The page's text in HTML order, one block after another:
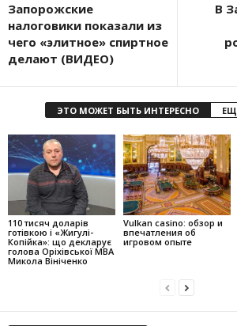
Запорожские
налоговики показали из
чего «элитное» спиртное
делают (ВИДЕО)
В
ЭТО МОЖЕТ БЫТЬ ИНТЕРЕСНО
110 тисяч доларів
готівкою і «Жигулі-
Копійка»: що декларує
голова Оріхівської МВА
Микола Вініченко
Vulkan casino: обзор и
впечатления об
игровом опыте